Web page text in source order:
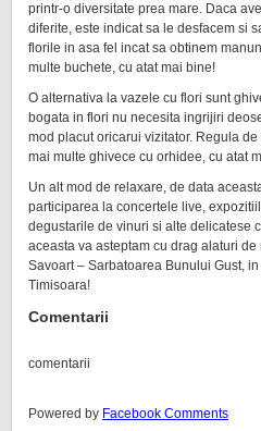
printr-o diversitate prea mare. Daca
diferite, este indicat sa le desfacem si
florile in asa fel incat sa obtinem
multe buchete, cu atat mai bine!
O alternativa la vazele cu flori sunt
bogata in flori nu necesita ingrijiri
mod placut oricarui vizitator. Regula
mai multe ghivece cu orhidee, cu atat
Un alt mod de relaxare, de data
participarea la concertele live,
degustarile de vinuri si alte delicatese
aceasta va asteptam cu drag alaturi
Savoart – Sarbatoarea Bunului Gust,
Timisoara!
Comentarii
comentarii
Powered by Facebook Comments